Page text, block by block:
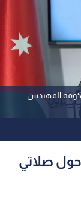
المهندس
صلاتي